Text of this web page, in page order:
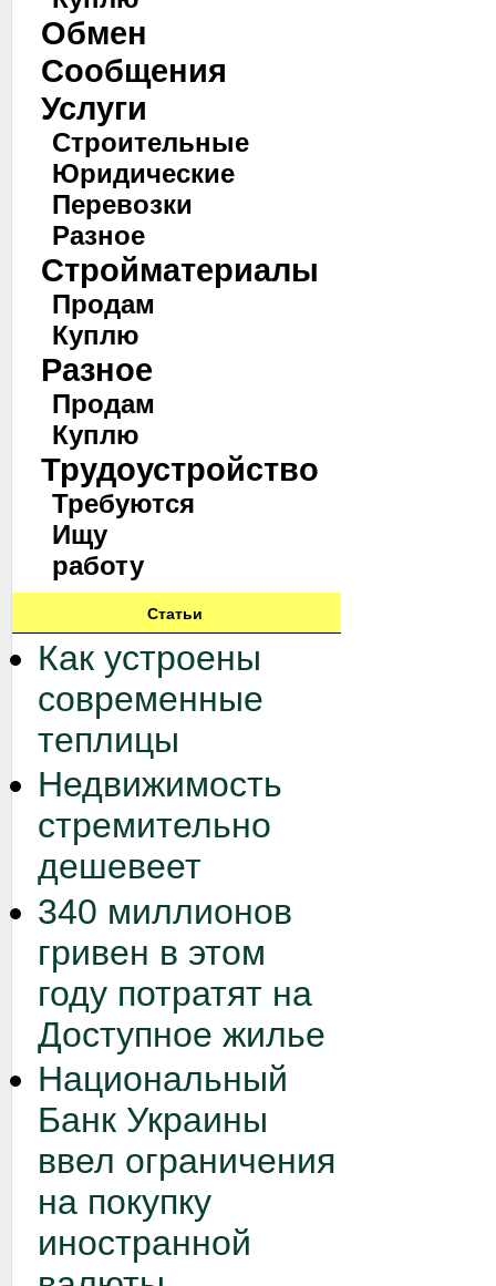
Обмен
Сообщения
Услуги
Строительные
Юридические
Перевозки
Разное
Стройматериалы
Продам
Куплю
Разное
Продам
Куплю
Трудоустройство
Требуются
Ищу
работу
Статьи
Как устроены
современные
теплицы
Недвижимость
стремительно
дешевеет
340 миллионов
гривен в этом
году потратят на
Доступное жилье
Национальный
Банк Украины
ввел ограничения
на покупку
иностранной